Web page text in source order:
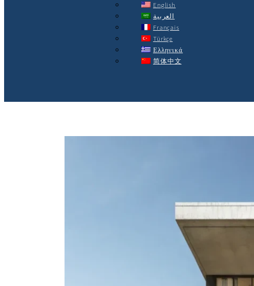
English
العربية
Français
Türkçe
Ελληνικά
简体中文